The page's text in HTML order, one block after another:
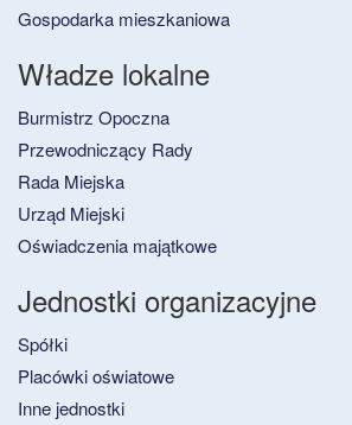
Gospodarka mieszkaniowa
Władze lokalne
Burmistrz Opoczna
Przewodniczący Rady
Rada Miejska
Urząd Miejski
Oświadczenia majątkowe
Jednostki organizacyjne
Spółki
Placówki oświatowe
Inne jednostki